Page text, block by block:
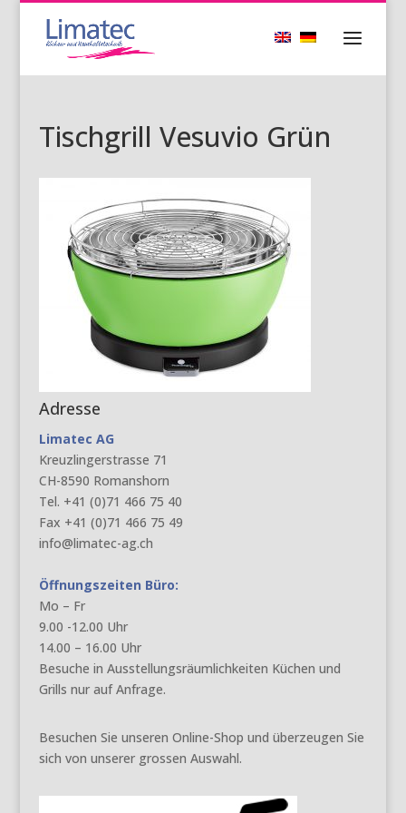
Tischgrill Vesuvio Grün
Adresse
Limatec AG
Kreuzlingerstrasse 71
CH-8590 Romanshorn
Tel. +41 (0)71 466 75 40
Fax +41 (0)71 466 75 49
info@limatec-ag.ch
Öffnungszeiten Büro:
Mo – Fr
9.00 -12.00 Uhr
14.00 – 16.00 Uhr
Besuche in Ausstellungsräumlichkeiten Küchen und
Grills nur auf Anfrage.
Besuchen Sie unseren Online-Shop und überzeugen Sie
sich von unserer grossen Auswahl.